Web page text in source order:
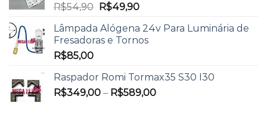
R$54,90 R$49,90
Lâmpada Alógena 24v Para Luminária de
Fresadoras e Tornos
R$85,00
Raspador Romi Tormax35 S30 I30
R$349,00 – R$589,00